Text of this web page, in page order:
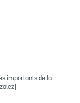
importants de la